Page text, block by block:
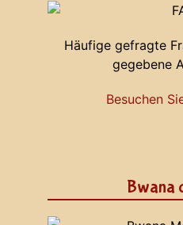
Häufige gefragte
gegebene
Besuchen
Bwana